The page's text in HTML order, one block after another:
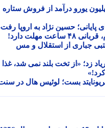
لایپزیگ؛ ۵۴۷ میلیون یورو درآمد از فروش ستاره
حسین نژاد به اروپا رفت،
دارد!
جباری از استقلال و مس
«از تخت بلند نمی شد، غذا
بست؛ لوئیس هال در سنت